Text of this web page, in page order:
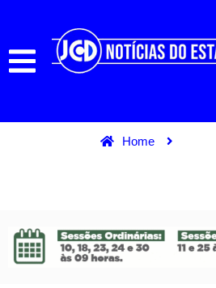
Home